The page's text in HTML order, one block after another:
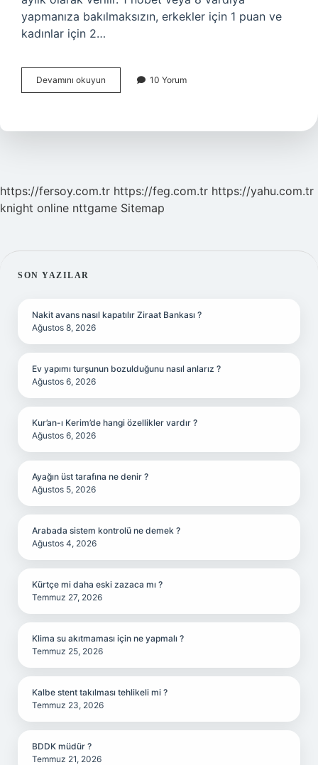
yapmanıza bakılmaksızın, erkekler için 1 puan ve
kadınlar için 2…
Devamını okuyun
Belletici
10 Yorum
https://fersoy.com.tr https://feg.com.tr https://yahu.com.tr
knight online nttgame Sitemap
SIDEBAR
SON YAZILAR
Nakit avans nasıl kapatılır Ziraat Bankası ?
Ağustos 8, 2026
Ev yapımı turşunun bozulduğunu nasıl anlarız ?
Ağustos 6, 2026
Kur’an-ı Kerim’de hangi özellikler vardır ?
Ağustos 6, 2026
Ayağın üst tarafına ne denir ?
Ağustos 5, 2026
Arabada sistem kontrolü ne demek ?
Ağustos 4, 2026
Kürtçe mi daha eski zazaca mı ?
Temmuz 27, 2026
Klima su akıtmaması için ne yapmalı ?
Temmuz 25, 2026
Kalbe stent takılması tehlikeli mi ?
Temmuz 23, 2026
BDDK müdür ?
Temmuz 21, 2026